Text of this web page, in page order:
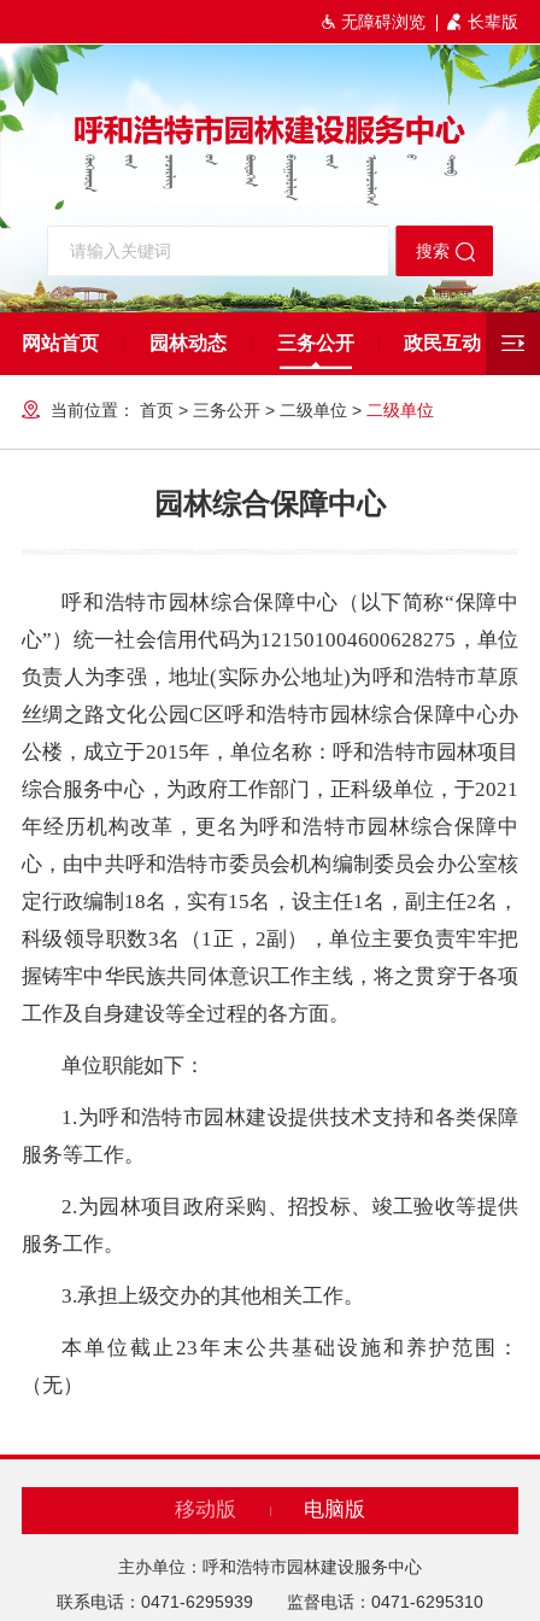
无障碍浏览 长辈版
网站首页 园林动态 三务公开 政民互动
当前位置： 首页> 三务公开> 二级单位 > 二级单位
园林综合保障中心
呼和浩特市园林综合保障中心（以下简称“保障中
心”）统一社会信用代码为121501004600628275，单位
负责人为李强，地址(实际办公地址)为呼和浩特市草原
丝绸之路文化公园C区呼和浩特市园林综合保障中心办
公楼，成立于2015年，单位名称：呼和浩特市园林项目
综合服务中心，为政府工作部门，正科级单位，于2021
年经历机构改革，更名为呼和浩特市园林综合保障中
心，由中共呼和浩特市委员会机构编制委员会办公室核
定行政编制18名，实有15名，设主任1名，副主任2名，
科级领导职数3名（1正，2副），单位主要负责牢牢把
握铸牢中华民族共同体意识工作主线，将之贯穿于各项
工作及自身建设等全过程的各方面。
单位职能如下：
1.为呼和浩特市园林建设提供技术支持和各类保障
服务等工作。
2.为园林项目政府采购、招投标、竣工验收等提供
服务工作。
3.承担上级交办的其他相关工作。
本单位截止23年末公共基础设施和养护范围：
（无）
移动版 电脑版
主办单位：呼和浩特市园林建设服务中心
联系电话：0471-6295939 监督电话：0471-6295310